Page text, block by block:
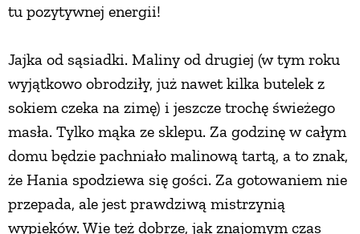
tu pozytywnej energii!
Jajka od sąsiadki. Maliny od drugiej (w tym roku
wyjątkowo obrodziły, już nawet kilka butelek z
sokiem czeka na zimę) i jeszcze trochę świeżego
masła. Tylko mąka ze sklepu. Za godzinę w całym
domu będzie pachniało malinową tartą, a to znak,
że Hania spodziewa się gości. Za gotowaniem nie
przepada, ale jest prawdziwą mistrzynią
wypieków. Wie też dobrze, jak znajomym czas